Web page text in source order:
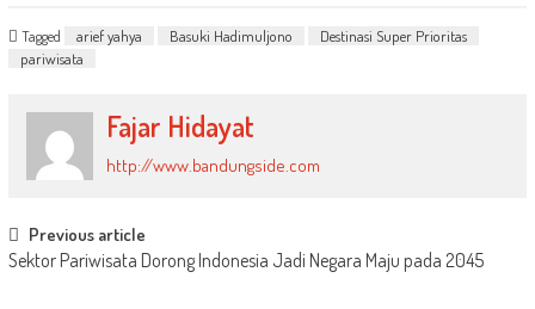
Tagged arief yahya Basuki Hadimuljono
Destinasi Super Prioritas
pariwisata
Fajar Hidayat
http://www.bandungside.com
Post
navigation
Previous article
Sektor Pariwisata Dorong Indonesia Jadi Negara Maju pada 2045